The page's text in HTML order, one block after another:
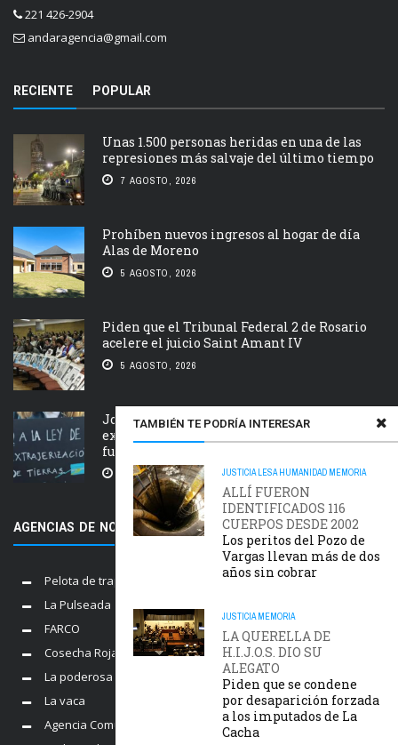
TAMBIÉN TE PODRÍA INTERESAR
JUSTICIA LESA HUMANIDAD MEMORIA
ALLÍ FUERON
IDENTIFICADOS 116
CUERPOS DESDE 2002
Los peritos del Pozo de
Vargas llevan más de dos
años sin cobrar
JUSTICIA MEMORIA
LA QUERELLA DE
H.I.J.O.S. DIO SU
ALEGATO
Piden que se condene
por desaparición forzada
a los imputados de La
Cacha
221 426-2904
andaragencia@gmail.com
RECIENTE POPULAR
Unas 1.500 personas heridas en una de las
represiones más salvaje del último tiempo
7 AGOSTO, 2026
Prohíben nuevos ingresos al hogar de día
Alas de Moreno
5 AGOSTO, 2026
Piden que el Tribunal Federal 2 de Rosario
acelere el juicio Saint Amant IV
5 AGOSTO, 2026
Jornada nacional en rechazo a la
extranjerización de tierras, manejo del
fuego y desalojos
5 AGOSTO, 2026
AGENCIAS DE NOTICIAS AMIGAS
Pelota de trapo
La Pulseada
FARCO
Cosecha Roja
La poderosa
La vaca
Agencia Comunica